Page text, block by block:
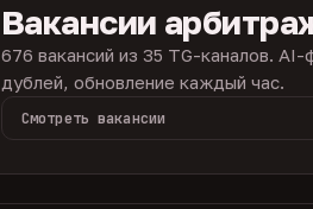
Вакансии
676 вакансий из 35 TG-каналов. AI-
дублей, обновление каждый час.
Смотреть вакансии